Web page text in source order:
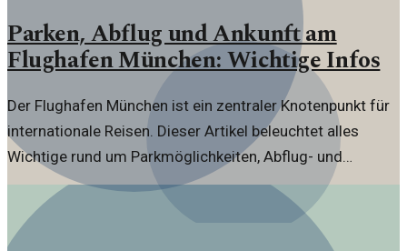
Parken, Abflug und Ankunft am
Flughafen München: Wichtige Infos
Der Flughafen München ist ein zentraler Knotenpunkt für
internationale Reisen. Dieser Artikel beleuchtet alles
Wichtige rund um Parkmöglichkeiten, Abflug- und
Ankunftsprozesse.